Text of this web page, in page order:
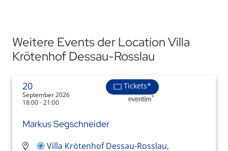
Weitere Events der Location Villa
Krötenhof Dessau-Rosslau
20
September 2026
18:00 - 21:00
Tickets*
Markus Segschneider
Villa Krötenhof Dessau-Rosslau,